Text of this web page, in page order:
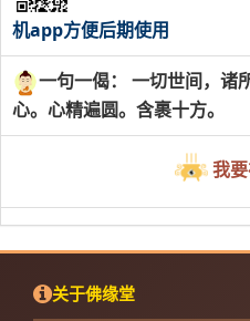
机app方便后期使用
一句一偈： 一切世间，诸
心。心精遍圆。含裹十方。
我
关于佛缘堂